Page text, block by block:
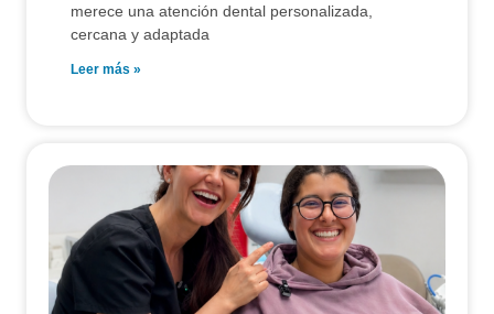
merece una atención dental personalizada,
cercana y adaptada
Leer más »